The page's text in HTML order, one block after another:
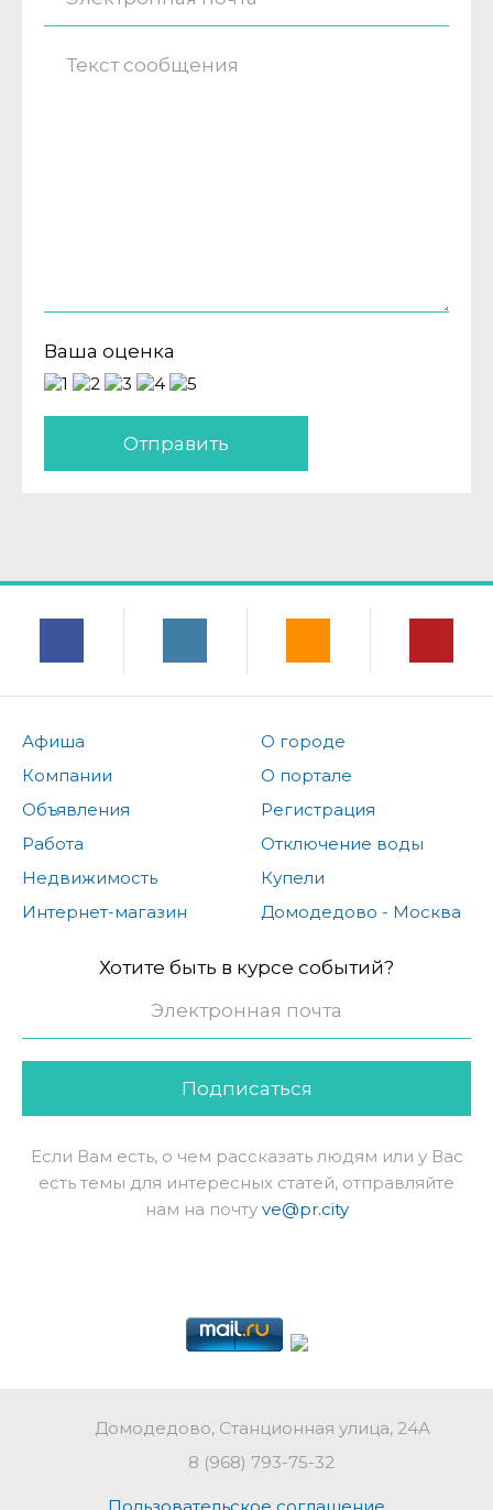
Ваша оценка
Отправить
Афиша
Компании
Объявления
Работа
Недвижимость
Интернет-магазин
О городе
О портале
Регистрация
Отключение воды
Купели
Домодедово - Москва
Хотите быть в курсе событий?
Подписаться
Если Вам есть, о чем рассказать людям или у Вас
есть темы для интересных статей, отправляйте
нам на почту ve@pr.city
Домодедово, Станционная улица, 24А
8 (968) 793-75-32
Пользовательское соглашение